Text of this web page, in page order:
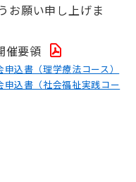
お願い申し上げま
要領
込書（理学療法コース）
込書（社会福祉実践コー